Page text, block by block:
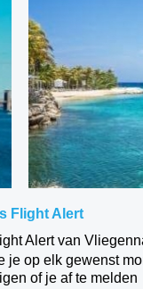
Flight Alert
Alert van
je op elk gewenst
of je af te melden